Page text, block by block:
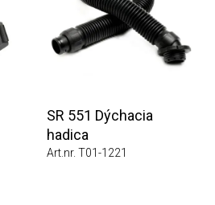
SR 551 Dýchacia
hadica
Art.nr. T01-1221